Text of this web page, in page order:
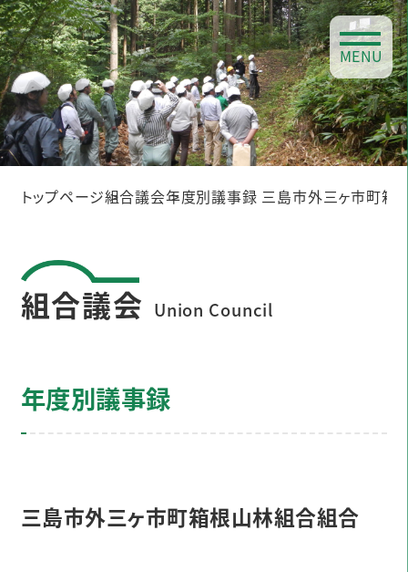
MENU
トップページ組合議会年度別議事録 三島市外三ヶ市町箱
組合議会 Union Council
年度別議事録
三島市外三ヶ市町箱根山林組合組合